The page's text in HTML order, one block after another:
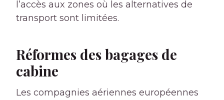
l’accès aux zones où les alternatives de
transport sont limitées.
Réformes des bagages de
cabine
Les compagnies aériennes européennes